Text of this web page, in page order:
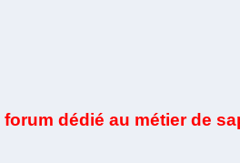
dédié au métier de